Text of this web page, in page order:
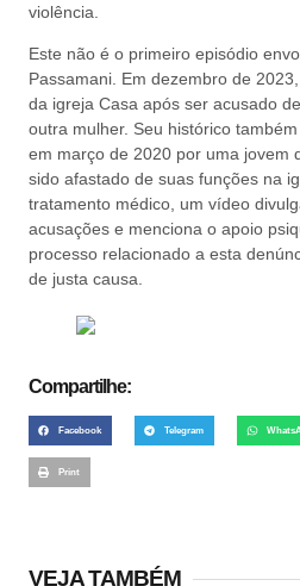
violência.
Este não é o primeiro episódio
Passamani. Em dezembro de
da igreja Casa após ser acusado
outra mulher. Seu histórico
em março de 2020 por uma jovem
sido afastado de suas funções na
tratamento médico, um vídeo
acusações e menciona o apoio
processo relacionado a esta
de justa causa.
Compartilhe:
Facebook Telegram
Print
VEJA TAMBÉM